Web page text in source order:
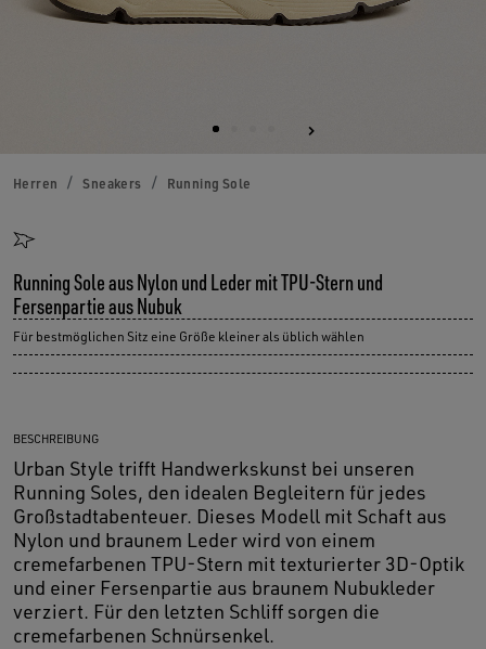
Herren Sneakers Running Sole
Running Sole aus Nylon und Leder mit TPU-Stern und
Fersenpartie aus Nubuk
Für bestmöglichen Sitz eine Größe kleiner als üblich wählen
BESCHREIBUNG
Urban Style trifft Handwerkskunst bei unseren
Running Soles, den idealen Begleitern für jedes
Großstadtabenteuer. Dieses Modell mit Schaft aus
Nylon und braunem Leder wird von einem
cremefarbenen TPU-Stern mit texturierter 3D-Optik
und einer Fersenpartie aus braunem Nubukleder
verziert. Für den letzten Schliff sorgen die
cremefarbenen Schnürsenkel.